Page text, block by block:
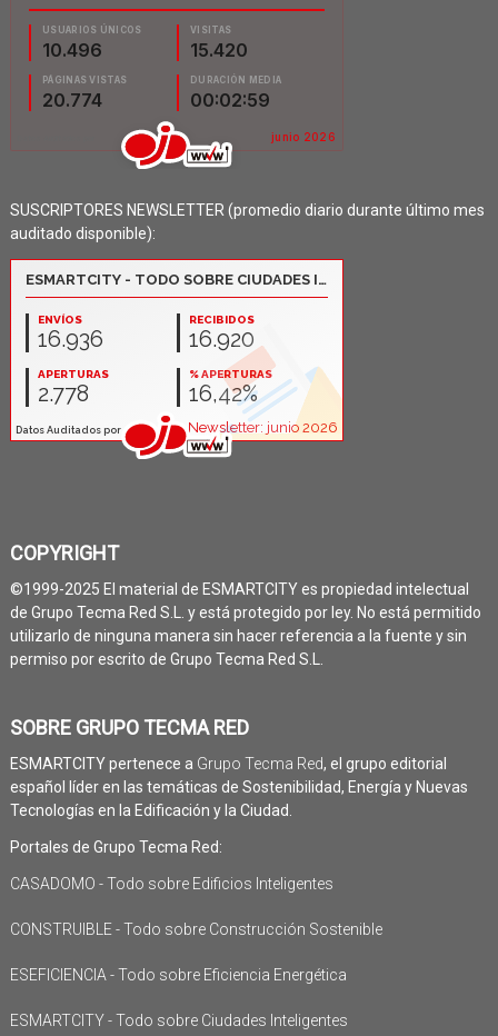
SUSCRIPTORES NEWSLETTER (promedio diario durante último mes
auditado disponible):
COPYRIGHT
©1999-2025 El material de ESMARTCITY es propiedad intelectual
de Grupo Tecma Red S.L. y está protegido por ley. No está permitido
utilizarlo de ninguna manera sin hacer referencia a la fuente y sin
permiso por escrito de Grupo Tecma Red S.L.
SOBRE GRUPO TECMA RED
ESMARTCITY pertenece a Grupo Tecma Red, el grupo editorial
español líder en las temáticas de Sostenibilidad, Energía y Nuevas
Tecnologías en la Edificación y la Ciudad.
Portales de Grupo Tecma Red:
CASADOMO - Todo sobre Edificios Inteligentes
CONSTRUIBLE - Todo sobre Construcción Sostenible
ESEFICIENCIA - Todo sobre Eficiencia Energética
ESMARTCITY - Todo sobre Ciudades Inteligentes